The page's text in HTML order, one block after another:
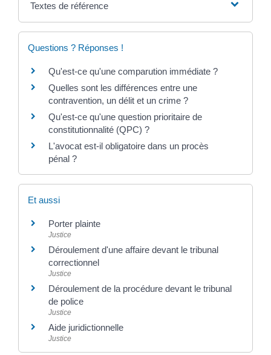
Textes de référence
Questions ? Réponses !
Qu'est-ce qu'une comparution immédiate ?
Quelles sont les différences entre une
contravention, un délit et un crime ?
Qu'est-ce qu'une question prioritaire de
constitutionnalité (QPC) ?
L'avocat est-il obligatoire dans un procès
pénal ?
Et aussi
Porter plainte
Justice
Déroulement d'une affaire devant le tribunal
correctionnel
Justice
Déroulement de la procédure devant le tribunal
de police
Justice
Aide juridictionnelle
Justice